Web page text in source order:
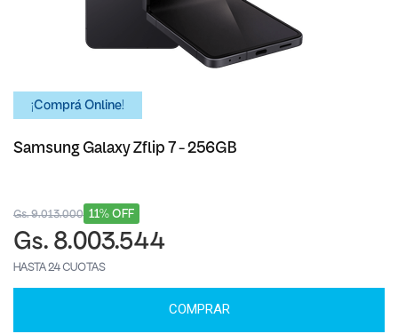
¡Comprá Online!
Samsung Galaxy Zflip 7 - 256GB
11% OFF
Gs. 9.013.000
Gs. 8.003.544
HASTA 24 CUOTAS
COMPRAR